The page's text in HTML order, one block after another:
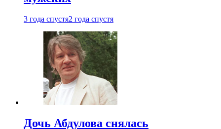
3 года спустя2 года спустя
Дочь Абдулова снялась